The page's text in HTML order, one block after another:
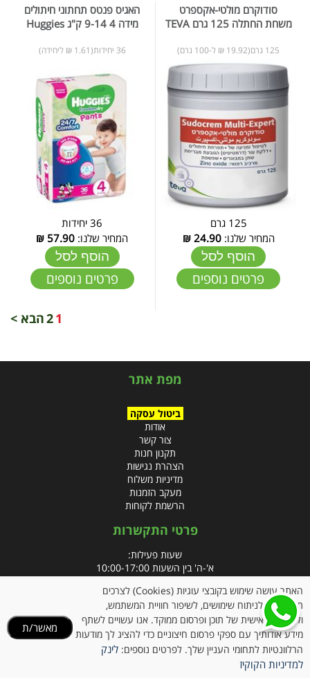
סודוקרם מולטי-אקספרט
משחת החתלה 125 גרם TEVA
125 גרם(19.92 ₪ ל-100 גרם)
125 גרם
המחיר שלנו:24.90
₪
הוסף לסל
פרטים נוספים
האגיס פנטס תחתוני חיתולים
מידה 4 9-14 ק"ג Huggies
36 יחידות(1.61 ₪ ליחידה)
36 יחידות
המחיר שלנו: 57.90
₪
הוסף לסל
פרטים נוספים
1
2הבא >
מפת אתר
ביטול עסקה
אודות
צור קשר
תקנון חנות
הצהרת נגישות
מדיניות משלוח
מעקב הזמנות
הרשמת לקוחות
פרטי התקשרות
שעות פעילות:
א'-ה' בין השעות 10:00-17:00
טלפון:
פקס: 09-8666832
אימייל: info@clubpharm.co.il
כתובת : קניון M הדרך, צומת ינאי, מושב בית חירות 40291
האתר עושה שימוש בקובצי עוגיות (Cookies) לצרכים
תפעוליים, לניתוח שימושים, לשיפור חוויית המשתמש,
ולהתאמה אישית של תוכן ופרסום ממוקד. אנו עשויים לשתף
מידע אודותיך עם ספקי פרסום חיצוניים כדי להציג לך מודעות
הרלוונטיות לתחומי העניין שלך. לפרטים נוספים: לינק
למדיניות הקוקיז
מאשר/ת